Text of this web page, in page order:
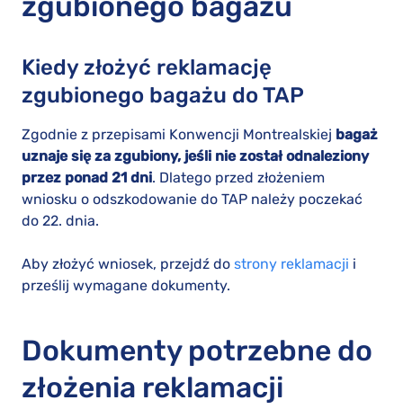
Kiedy złożyć reklamację
zgubionego bagażu do TAP
Zgodnie z przepisami Konwencji Montrealskiej bagaż
uznaje się za zgubiony, jeśli nie został odnaleziony
przez ponad 21 dni. Dlatego przed złożeniem
wniosku o odszkodowanie do TAP należy poczekać
do 22. dnia.
Aby złożyć wniosek, przejdź do strony reklamacji i
prześlij wymagane dokumenty.
Dokumenty potrzebne do
złożenia reklamacji